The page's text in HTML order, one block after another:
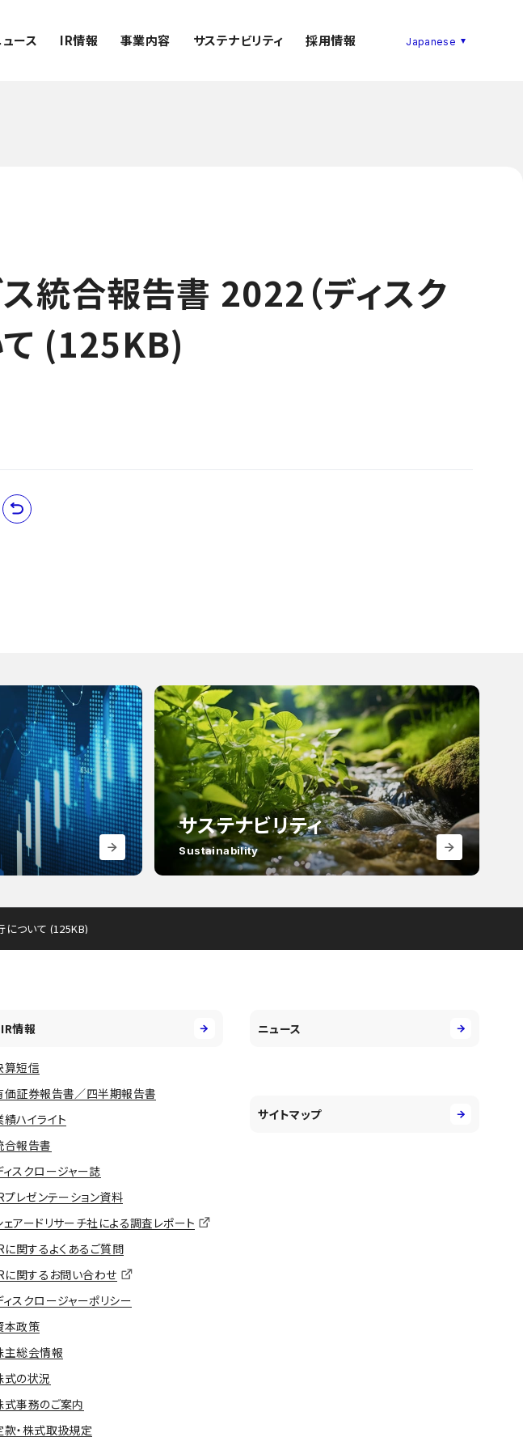
ース IR情報 事業内容 サステナビリティ 採用情報
統合報告書 2022（ディスク
(125KB)
サステナビリティ
Sustainability
について (125KB)
IR情報
算短信
価証券報告書／四半期報告書
績ハイライト
合報告書
ィスクロージャー誌
プレゼンテーション資料
ェアードリサーチ社による調査レポート
に関するよくあるご質問
に関するお問い合わせ
ィスクロージャーポリシー
本政策
主総会情報
式の状況
式事務のご案内
款・株式取扱規定
ニュース
サイトマップ